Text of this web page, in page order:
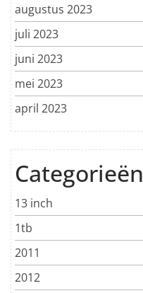
augustus 2023
juli 2023
juni 2023
mei 2023
april 2023
Categorieën
13 inch
1tb
2011
2012